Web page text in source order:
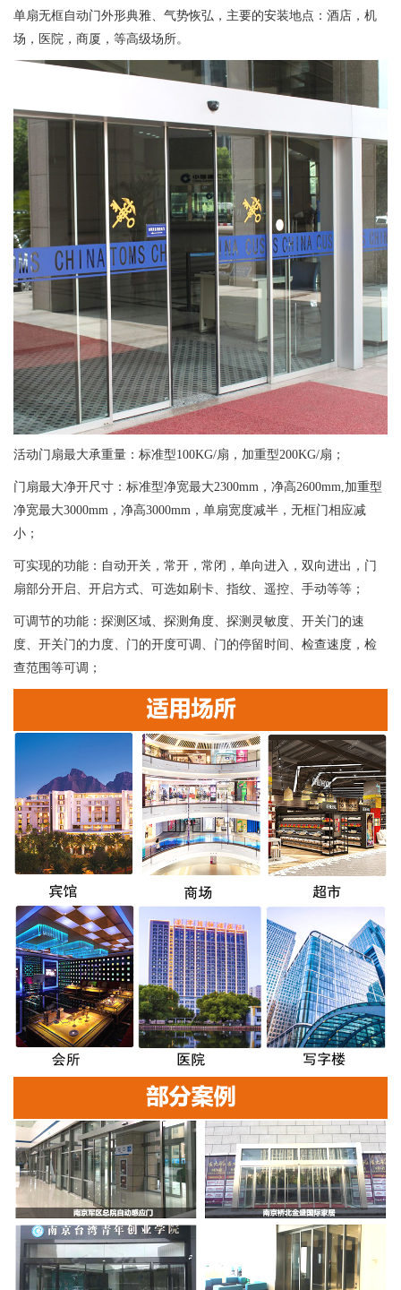
单扇无框自动门外形典雅、气势恢弘，主要的安装地点：酒店，机
场，医院，商厦，等高级场所。
活动门扇最大承重量：标准型100KG/扇，加重型200KG/扇；
门扇最大净开尺寸：标准型净宽最大2300mm，净高2600mm,加重型
净宽最大3000mm，净高3000mm，单扇宽度减半，无框门相应减
小；
可实现的功能：自动开关，常开，常闭，单向进入，双向进出，门
扇部分开启、开启方式、可选如刷卡、指纹、遥控、手动等等；
可调节的功能：探测区域、探测角度、探测灵敏度、开关门的速
度、开关门的力度、门的开度可调、门的停留时间、检查速度，检
查范围等可调；